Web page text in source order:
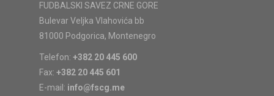
FUDBALSKI SAVEZ CRNE GORE
Bulevar Veljka Vlahovića bb
81000 Podgorica, Montenegro
Telefon: +382 20 445 600
Fax: +382 20 445 601
E-mail: info@fscg.me